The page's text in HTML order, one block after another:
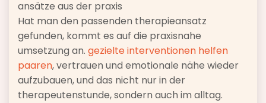
ansätze aus der praxis
Hat man den passenden therapieansatz
gefunden, kommt es auf die praxisnahe
umsetzung an. gezielte interventionen helfen
paaren, vertrauen und emotionale nähe wieder
aufzubauen, und das nicht nur in der
therapeutenstunde, sondern auch im alltag.